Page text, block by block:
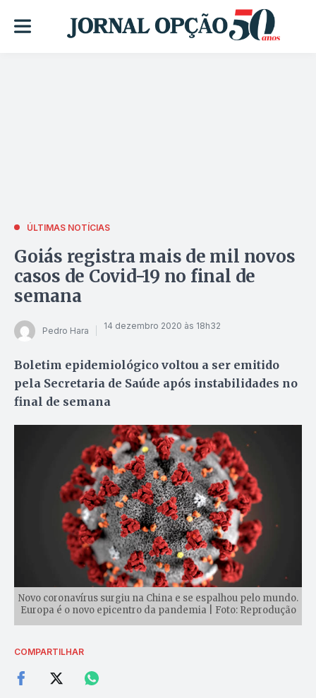
ÚLTIMAS NOTÍCIAS
Goiás registra mais de mil novos
casos de Covid-19 no final de
semana
Pedro Hara 14 dezembro 2020 às 18h32
Boletim epidemiológico voltou a ser emitido
pela Secretaria de Saúde após instabilidades no
final de semana
Novo coronavírus surgiu na China e se espalhou pelo mundo.
Europa é o novo epicentro da pandemia | Foto: Reprodução
COMPARTILHAR